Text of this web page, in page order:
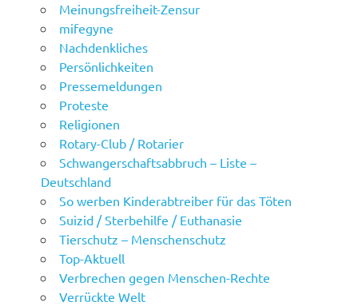
Meinungsfreiheit-Zensur
mifegyne
Nachdenkliches
Persönlichkeiten
Pressemeldungen
Proteste
Religionen
Rotary-Club / Rotarier
Schwangerschaftsabbruch – Liste –
Deutschland
So werben Kinderabtreiber für das Töten
Suizid / Sterbehilfe / Euthanasie
Tierschutz – Menschenschutz
Top-Aktuell
Verbrechen gegen Menschen-Rechte
Verrückte Welt